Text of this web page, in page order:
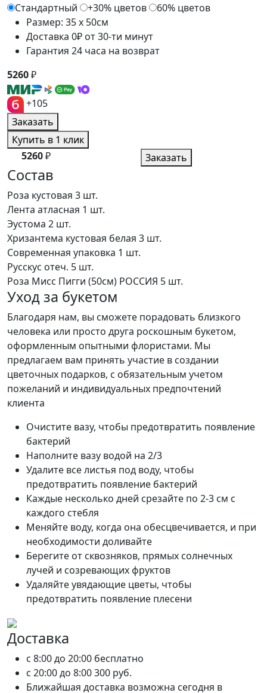
Стандартный
+30% цветов
60% цветов
Размер: 35 x 50см
Доставка 0₽ от 30-ти минут
Гарантия 24 часа на возврат
5260₽
+105
Заказать
Купить в 1 клик
5260₽ Заказать
Состав
Роза кустовая 3 шт.
Лента атласная 1 шт.
Эустома 2 шт.
Хризантема кустовая белая 3 шт.
Современная упаковка 1 шт.
Русскус отеч. 5 шт.
Роза Мисс Пигги (50см) РОССИЯ 5 шт.
Уход за букетом
Благодаря нам, вы сможете порадовать близкого
человека или просто друга роскошным букетом,
оформленным опытными флористами. Мы
предлагаем вам принять участие в создании
цветочных подарков, с обязательным учетом
пожеланий и индивидуальных предпочтений
клиента
Очистите вазу, чтобы предотвратить появление
бактерий
Наполните вазу водой на 2/3
Удалите все листья под воду, чтобы
предотвратить появление бактерий
Каждые несколько дней срезайте по 2-3 см с
каждого стебля
Меняйте воду, когда она обесцвечивается, и при
необходимости доливайте
Берегите от сквозняков, прямых солнечных
лучей и созревающих фруктов
Удаляйте увядающие цветы, чтобы
предотвратить появление плесени
Доставка
c 8:00 до 20:00 бесплатно
c 20:00 до 8:00300 руб.
Ближайшая доставка возможна сегодня в